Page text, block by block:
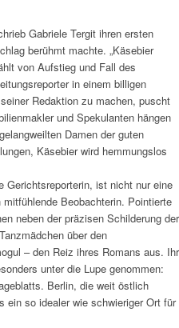
Gabriele Tergit ihren ersten
berühmt machte. „Käsebier
von Aufstieg und Fall des
in einem billigen
Redaktion zu machen, puscht
und Spekulanten hängen
Damen der guten
Käsebier wird hemmungslos
Gerichtsreporterin, ist nicht nur eine
Beobachterin. Pointierte
neben der präzisen Schilderung der
über den
– den Reiz ihres Romans aus. Ihr
unter die Lupe genommen:
Berlin, die weit östlich
ein so idealer wie schwieriger Ort für